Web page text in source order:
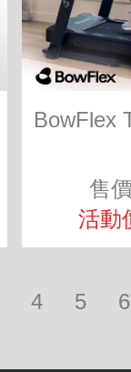
BowFlex
售
活動
4 5 6